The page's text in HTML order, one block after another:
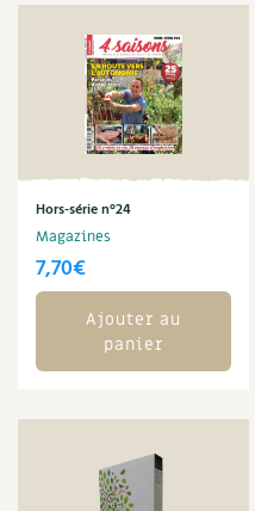
Soins et cosmétiques au naturel
Société et alternatives
Vivre l’écologie
Protéger la nature
Autonomie
Enfants
Actions pour la planète
Archives
Hors-série n°24
Magazines
7,70€
Ajouter au
panier